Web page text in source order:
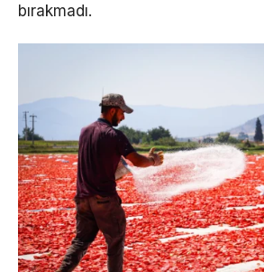
bırakmadı.